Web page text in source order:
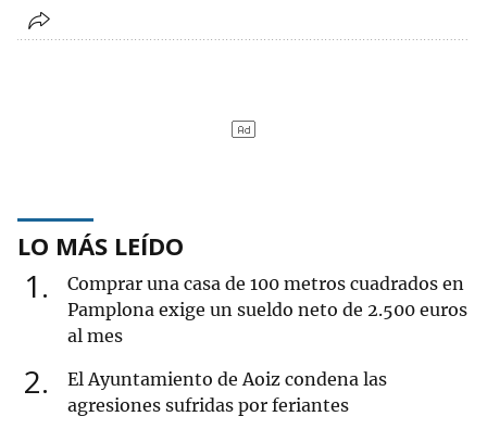
LO MÁS LEÍDO
1
Comprar una casa de 100 metros cuadrados en
Pamplona exige un sueldo neto de 2.500 euros
al mes
2
El Ayuntamiento de Aoiz condena las
agresiones sufridas por feriantes